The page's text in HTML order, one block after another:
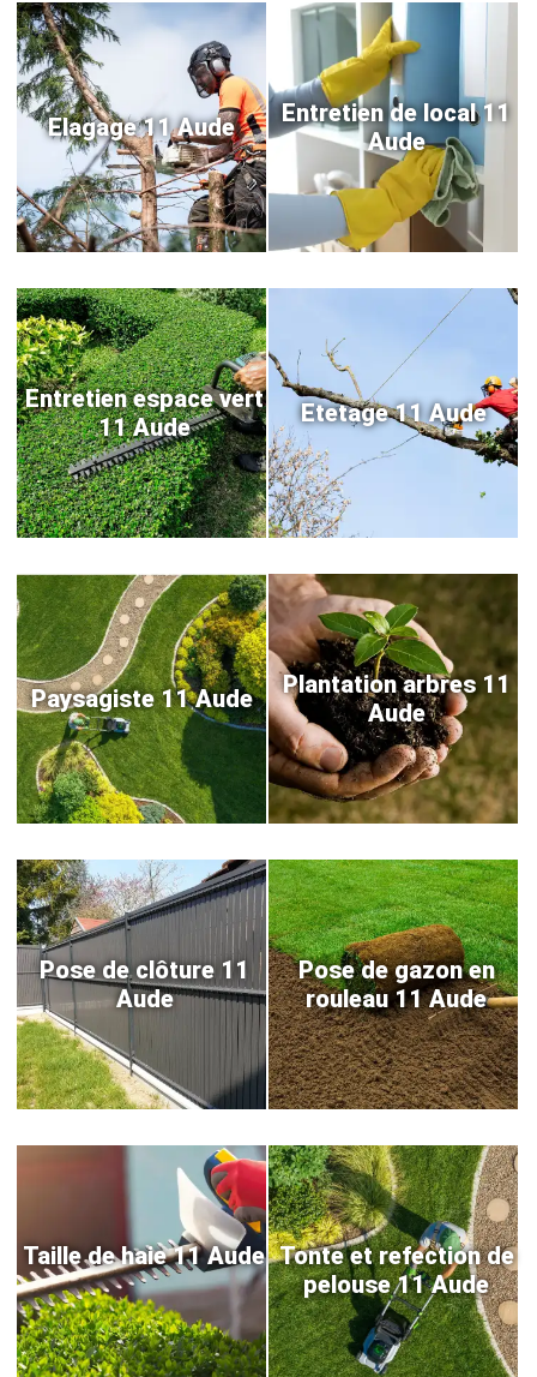
Elagage 11 Aude
Entretien de local 11
Aude
Entretien espace vert
11 Aude
Etetage 11 Aude
Paysagiste 11 Aude
Plantation arbres 11
Aude
Pose de clôture 11
Aude
Pose de gazon en
rouleau 11 Aude
Taille de haie 11 Aude Tonte et refection de
pelouse 11 Aude